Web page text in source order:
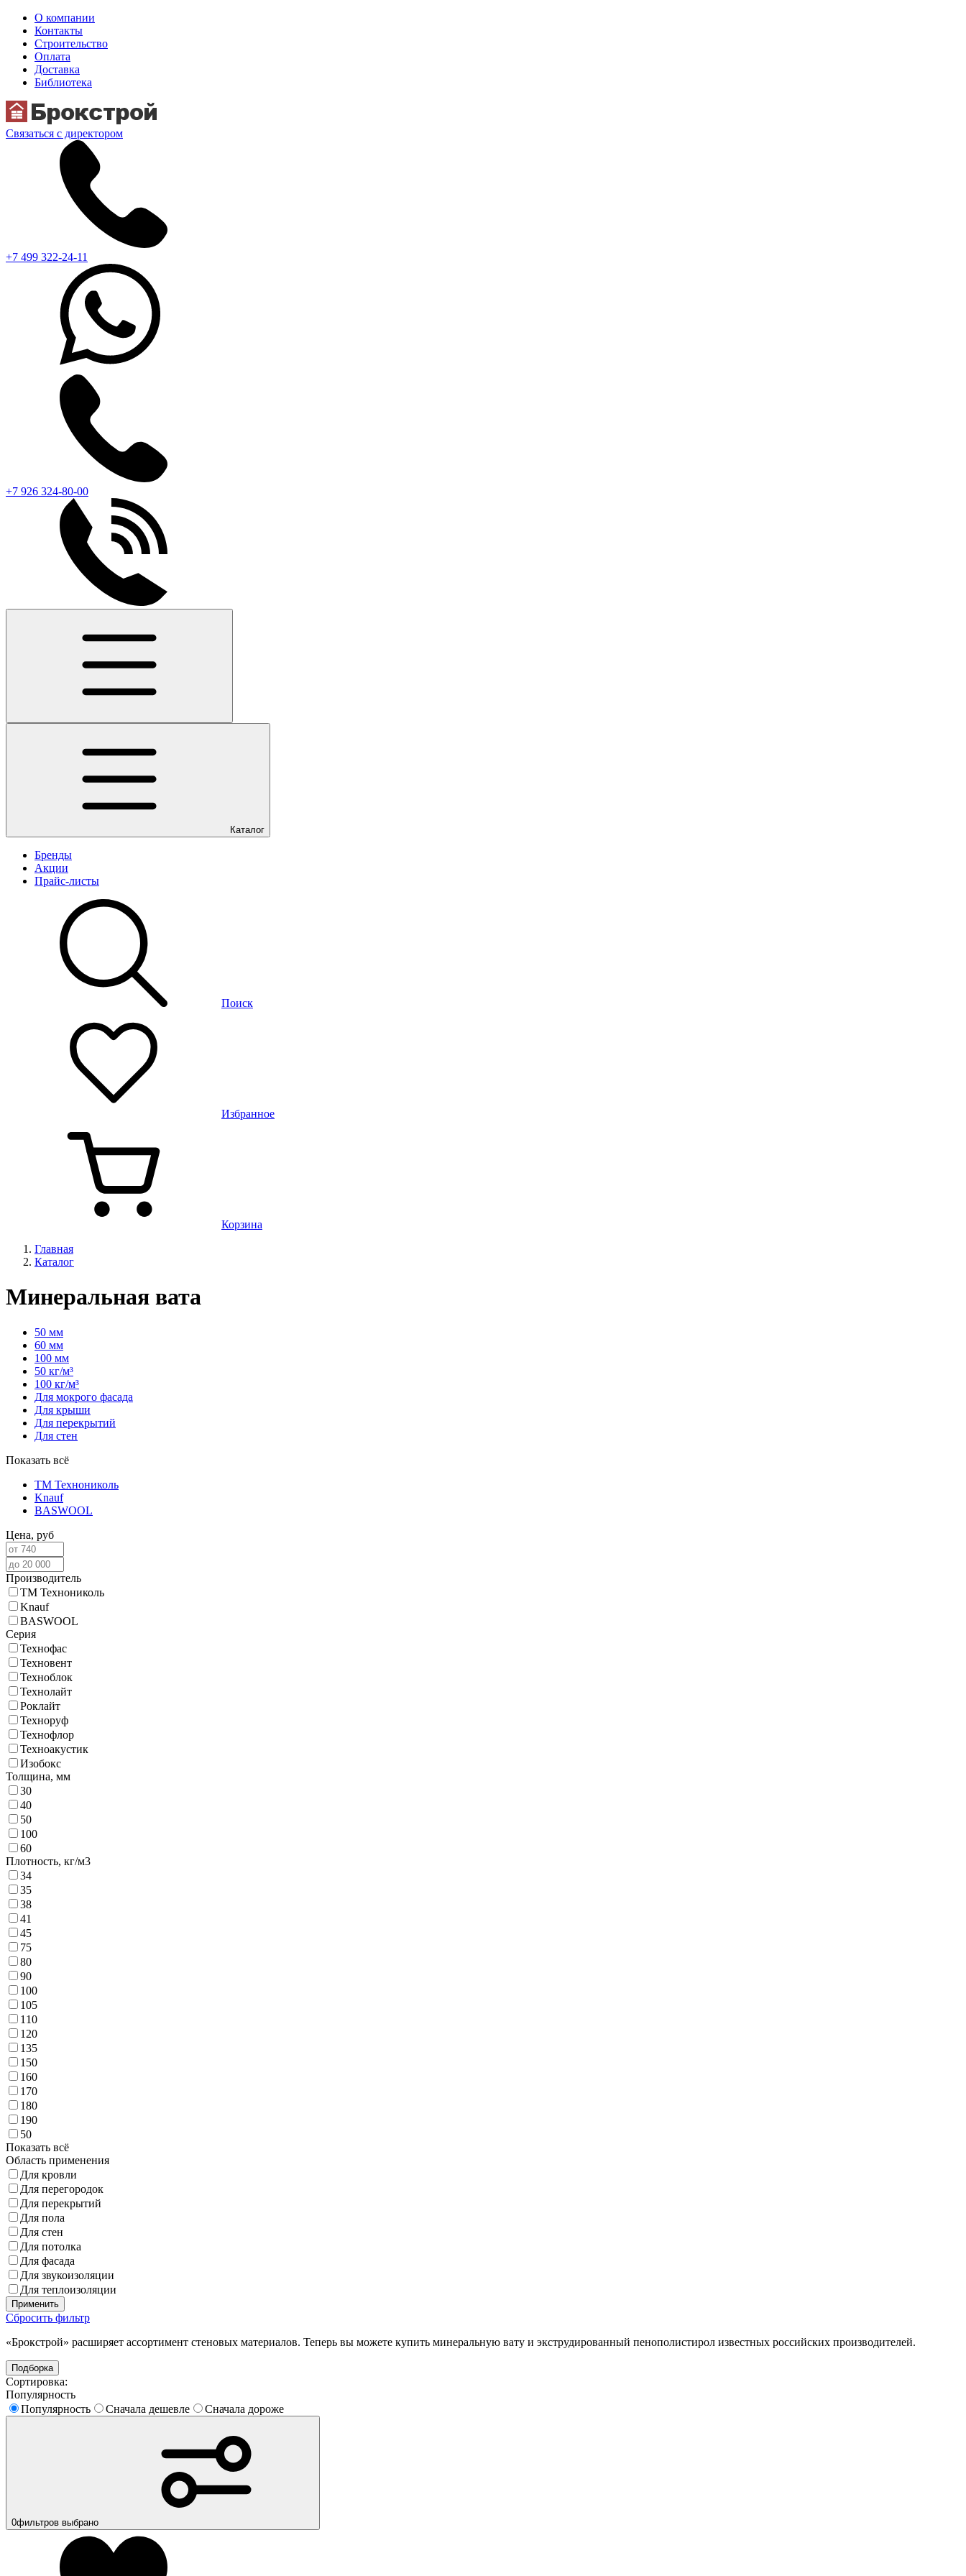
О компании
Контакты
Строительство
Оплата
Доставка
Библиотека
Связаться с директором
+7 499 322-24-11
+7 926 324-80-00
Каталог
Бренды
Акции
Прайс-листы
Поиск
Избранное
Корзина
Главная
Каталог
Минеральная вата
50 мм
60 мм
100 мм
50 кг/м³
100 кг/м³
Для мокрого фасада
Для крыши
Для перекрытий
Для стен
Показать всё
ТМ Технониколь
Knauf
BASWOOL
Цена, руб
Производитель
ТМ Технониколь
Knauf
BASWOOL
Серия
Технофас
Техновент
Техноблок
Технолайт
Роклайт
Техноруф
Технофлор
Техноакустик
Изобокс
Толщина, мм
30
40
50
100
60
Плотность, кг/м3
34
35
38
41
45
75
80
90
100
105
110
120
135
150
160
170
180
190
50
Показать всё
Область применения
Для кровли
Для перегородок
Для перекрытий
Для пола
Для стен
Для потолка
Для фасада
Для звукоизоляции
Для теплоизоляции
Применить
Сбросить фильтр
«Брокстрой» расширяет ассортимент стеновых материалов. Теперь вы можете купить минеральную вату и экструдированный пенополистирол известных российских производителей.
Подборка
Сортировка:
Популярность
Популярность
Сначала дешевле Сначала дороже
0фильтров выбрано